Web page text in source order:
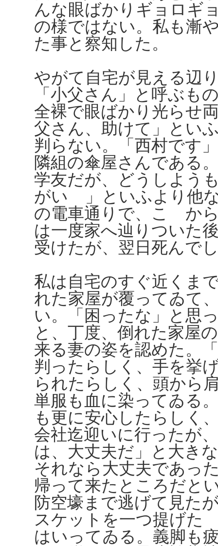
んな眼ばかりギョロギ
の様ではない。私も漸
た事と察知した。
やがて自宅が見える辺
「小父さん」と呼ぶも
全裸で眼ばかり光らせ
父さん、助けて」とい
判らない。「西村です
隣組の傘屋さんである
学友だが、どうしよう
がいゝ」といふより他
の電車通りで、こゝか
は一度家へ辿りついた
受けたが、翌日死んで
私は自宅のすぐ近くま
れた家屋が覆ってゐて
い。「困ったな」と思
と、丁度、倒れた家屋
来る妻の姿を認めた。
判ったらしく、手を挙
られたらしく、頭から
単服も血に染ってゐる
も更に安心したらしく
会社迄迎いに行ったが
は、大丈夫だ」と大き
それなら大丈夫であっ
帰って来たところだと
防空壕まで逃げて見た
スケットを一つ提げた
はいってゐる。義脚も